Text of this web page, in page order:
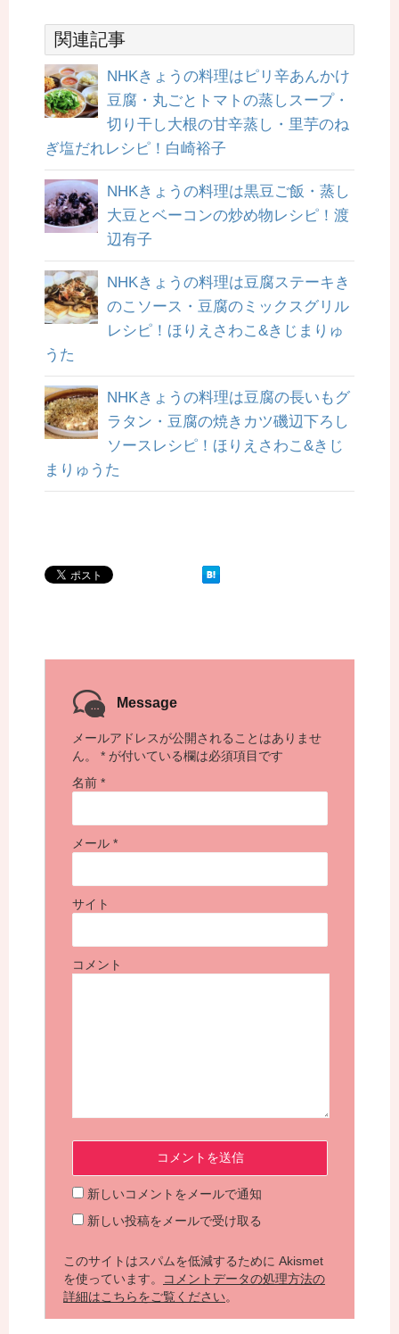
関連記事
NHKきょうの料理はピリ辛あんかけ
豆腐・丸ごとトマトの蒸しスープ・
切り干し大根の甘辛蒸し・里芋のね
ぎ塩だれレシピ！白崎裕子
NHKきょうの料理は黒豆ご飯・蒸し
大豆とベーコンの炒め物レシピ！渡
辺有子
NHKきょうの料理は豆腐ステーキき
のこソース・豆腐のミックスグリル
レシピ！ほりえさわこ&きじまりゅ
うた
NHKきょうの料理は豆腐の長いもグ
ラタン・豆腐の焼きカツ磯辺下ろし
ソースレシピ！ほりえさわこ&きじ
まりゅうた
Message
メールアドレスが公開されることはありませ
ん。
* が付いている欄は必須項目です
名前 *
メール *
サイト
コメント
新しいコメントをメールで通知
新しい投稿をメールで受け取る
このサイトはスパムを低減するために Akismet
を使っています。
コメントデータの処理方法の
詳細はこちらをご覧ください。